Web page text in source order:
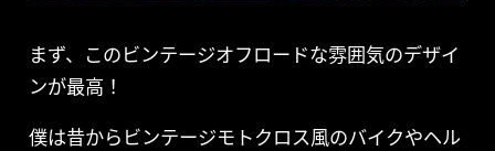
まず、このビンテージオフロードな雰囲気のデザイ
ンが最高！
僕は昔からビンテージモトクロス風のバイクやヘル